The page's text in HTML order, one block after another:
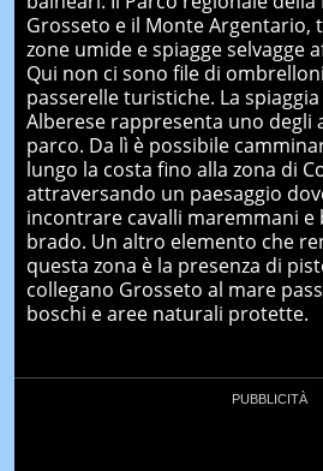
Grosseto e il Monte Argentario,
zone umide e spiagge selvagge
Qui non ci sono file di
passerelle turistiche. La
Alberese rappresenta uno degli
parco. Da lì è possibile
lungo la costa fino alla zona di
attraversando un paesaggio
incontrare cavalli maremmani e
brado. Un altro elemento che
questa zona è la presenza di
collegano Grosseto al mare
boschi e aree naturali protette.